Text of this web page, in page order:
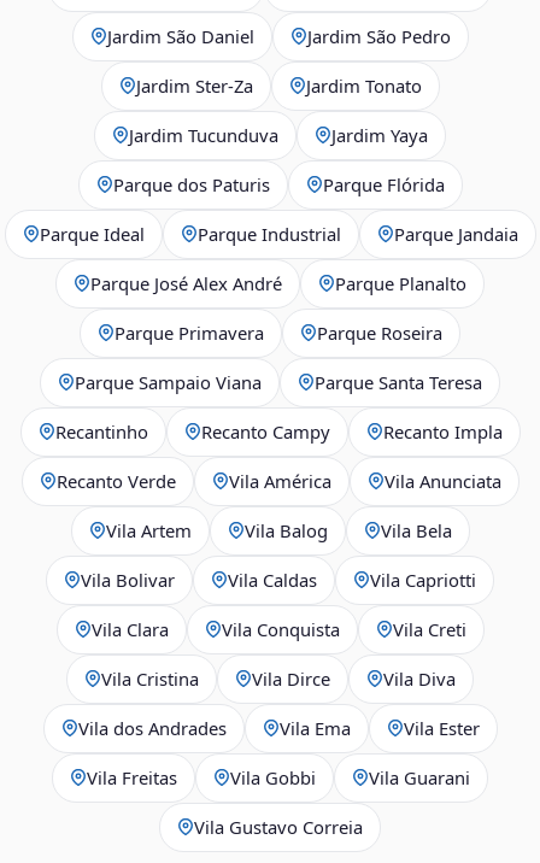
Jardim São Daniel Jardim São Pedro
Jardim Ster‑Za Jardim Tonato
Jardim Tucunduva Jardim Yaya
Parque dos Paturis Parque Flórida
Parque Ideal Parque Industrial Parque Jandaia
Parque José Alex André Parque Planalto
Parque Primavera Parque Roseira
Parque Sampaio Viana Parque Santa Teresa
Recantinho Recanto Campy Recanto Impla
Recanto Verde Vila América Vila Anunciata
Vila Artem Vila Balog Vila Bela
Vila Bolivar Vila Caldas Vila Capriotti
Vila Clara Vila Conquista Vila Creti
Vila Cristina Vila Dirce Vila Diva
Vila dos Andrades Vila Ema Vila Ester
Vila Freitas Vila Gobbi Vila Guarani
Vila Gustavo Correia